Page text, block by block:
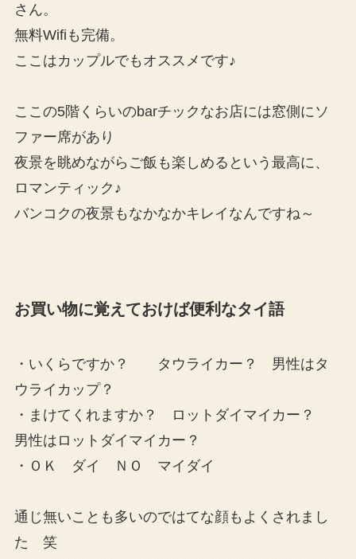
さん。
無料Wifiも完備。
ここはカップルでもオススメです♪
ここの5階くらいのbarチックなお店には窓側にソ
ファー席があり
夜景を眺めながらご飯も楽しめるという最高に、
ロマンティック♪
バンコクの夜景もなかなかキレイなんですね～
お買い物に覚えておけば便利なタイ語
・いくらですか？ タウライカー？ 男性はタ
ウライカップ？
・まけてくれますか？ ロットダイマイカー？
男性はロットダイマイカー？
・ＯＫ ダイ ＮＯ マイダイ
通じ無いことも多いのではてな顔もよくされまし
た 笑